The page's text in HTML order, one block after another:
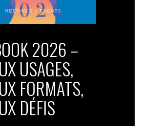
2026 –
USAGES,
FORMATS,
DÉFIS